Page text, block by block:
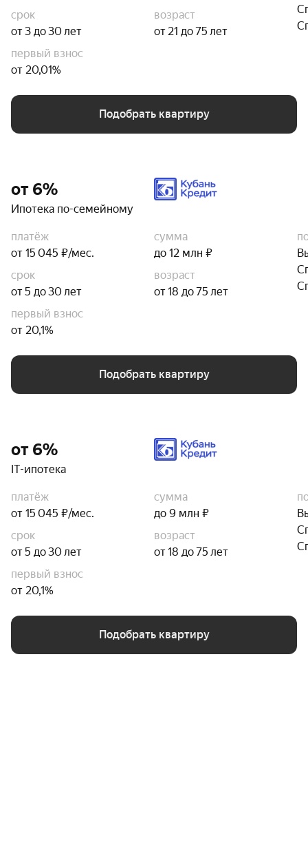
срок
от 3 до 30 лет
возраст
от 21 до 75 лет
первый взнос
от 20,01%
Подобрать квартиру
от 6%
Ипотека по-семейному
платёж
от 15 045 ₽/мес.
сумма
до 12 млн ₽
срок
от 5 до 30 лет
возраст
от 18 до 75 лет
первый взнос
от 20,1%
Подобрать квартиру
от 6%
IT-ипотека
платёж
от 15 045 ₽/мес.
сумма
до 9 млн ₽
срок
от 5 до 30 лет
возраст
от 18 до 75 лет
первый взнос
от 20,1%
Подобрать квартиру